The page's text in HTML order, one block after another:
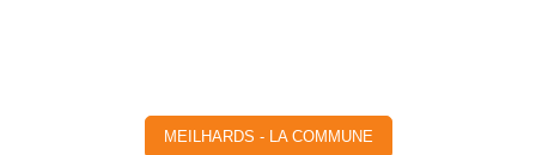
MEILHARDS - LA COMMUNE